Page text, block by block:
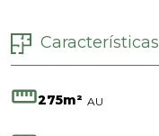
Características
275m² AU